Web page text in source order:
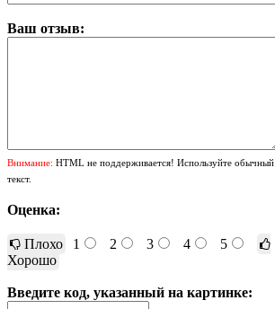
Ваш отзыв:
Внимание: HTML не поддерживается! Используйте обычный
текст.
Оценка:
Плохо 1 2 3 4
5
Хорошо
Введите код, указанный на картинке: